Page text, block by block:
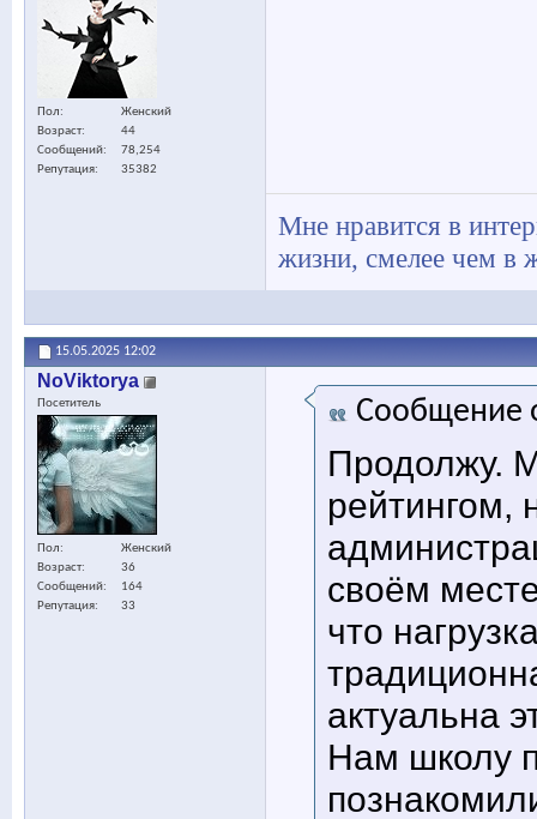
Пол
Женский
Возраст
44
Сообщений
78,254
Репутация
35382
Мне нравится в
жизни, смелее чем в
15.05.2025 12:02
NoViktorya
Посетитель
Пол
Женский
Возраст
36
Сообщений
164
Репутация
33
Сообщение
Продолжу.
рейтингом,
своём
что
актуальна
Нам школу